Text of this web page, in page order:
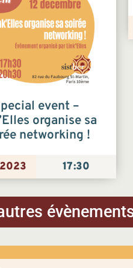
event –
organise sa
networking !
17:30